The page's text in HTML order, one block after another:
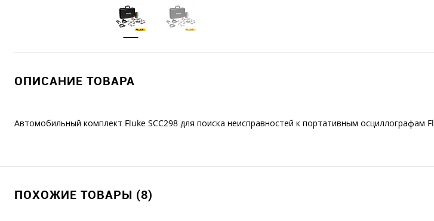
ОПИСАНИЕ ТОВАРА
Автомобильный комплект Fluke SCC298 для поиска неисправностей к портативным осциллографам
ПОХОЖИЕ ТОВАРЫ (8)